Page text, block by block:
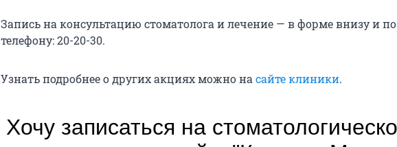
Запись на консультацию стоматолога и лечение — в форме внизу и по
телефону: 20-20-30.
Узнать подробнее о других акциях можно на сайте клиники.